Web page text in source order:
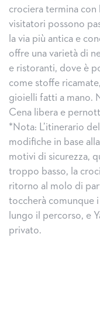
crociera termina con
visitatori possono
la via più antica e
offre una varietà di
e ristoranti, dove è
come stoffe
gioielli fatti a mano.
Cena libera e
*Nota: L’itinerario
modifiche in base
motivi di sicurezza,
troppo basso, la
ritorno al molo di
toccherà comunque
lungo il percorso, e
privato.